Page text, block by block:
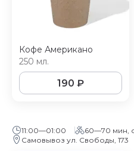
Кофе Американо
250 мл.
190 ₽
11:00—01:00
60—70 мин,
Самовывоз ул. Свободы, 173